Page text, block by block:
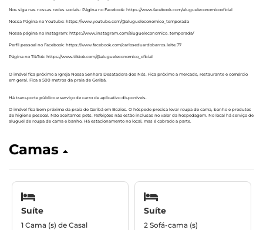
Nos siga nas nossas redes sociais: Página no Facebook: https://www.facebook.com/alugueleconomicooficial
Nossa Página no Youtube: https://www.youtube.com/@alugueleconomico_temporada
Nossa página no Instagram: https://www.instagram.com/alugueleconomico_temporada/
Perfil pessoal no Facebook: https://www.facebook.com/carloseduardobarros.leite.77
Página no TikTok: https://www.tiktok.com/@alugueleconomico_oficial
O imóvel fica próximo a Igreja Nossa Senhora Desatadora dos Nós. Fica próximo a mercado, restaurante e comércio
em geral. Fica a 500 metros da praia de Geribá.
Há transporte público e serviço de carro de aplicativo disponíveis.
O imóvel fica bem próximo da praia de Geribá em Búzios. O hóspede precisa levar roupa de cama, banho e produtos
de higiene pessoal. Não aceitamos pets. Refeições não estão inclusas no valor da hospedagem. No local há serviço de
aluguel de roupa de cama e banho. Há estacionamento no local, mas é cobrado a parte.
Camas
Suíte
1 Cama (s) de Casal
Suíte
2 Sofá-cama (s)